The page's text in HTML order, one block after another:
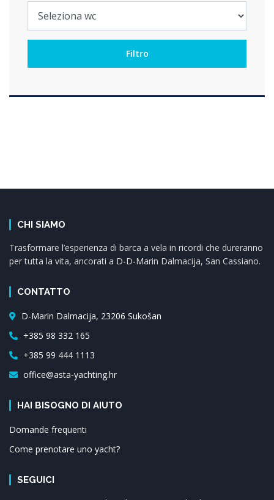
CHI SIAMO
Trasformare l’esperienza di barca a vela in ricordi che dureranno
per tutta la vita, ancorati a D-D-Marin Dalmacija, San Cassiano.
CONTATTO
D-Marin Dalmacija, 23206 Sukošan
+385 98 332 165
+385 99 444 1113
office@asta-yachting.hr
HAI BISOGNO DI AIUTO
Domande frequenti
Come prenotare uno yacht?
SEGUICI